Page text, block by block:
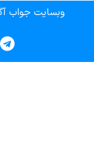
وبسایت جواب